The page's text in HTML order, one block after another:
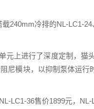
240mm冷排的NL-LC1-
元上进行了深度定制，猫
尼模块，以抑制泵体运行
LC1-36售价1899元，NL-